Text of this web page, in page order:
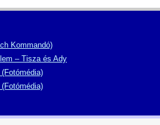
Kommandó)
– Tisza és Ady